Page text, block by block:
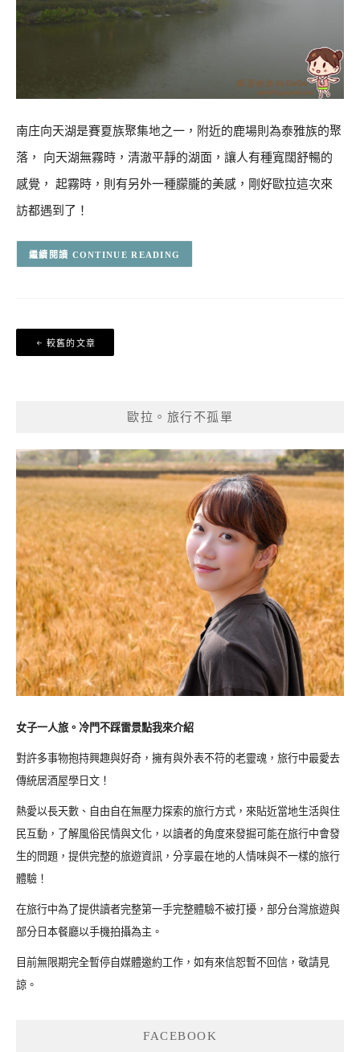
南庄向天湖是賽夏族聚集地之一，附近的鹿場則為泰雅族的聚
落， 向天湖無霧時，清澈平靜的湖面，讓人有種寬闊舒暢的
感覺， 起霧時，則有另外一種朦朧的美感，剛好歐拉這次來
訪都遇到了！
CONTINUE READING
文
章
較舊的文章
歐拉。旅行不孤單
女子一人旅。冷門不踩雷景點我來介紹
對許多事物抱持興趣與好奇，擁有與外表不符的老靈魂，旅行中最愛去
傳統居酒屋學日文！
熱愛以長天數、自由自在無壓力探索的旅行方式，來貼近當地生活與住
民互動，了解風俗民情與文化，以讀者的角度來發掘可能在旅行中會發
生的問題，提供完整的旅遊資訊，分享最在地的人情味與不一樣的旅行
體驗！
在旅行中為了提供讀者完整第一手完整體驗不被打擾，部分台灣旅遊與
部分日本餐廳以手機拍攝為主。
目前無限期完全暫停自媒體邀約工作，如有來信恕暫不回信，敬請見
諒。
FACEBOOK